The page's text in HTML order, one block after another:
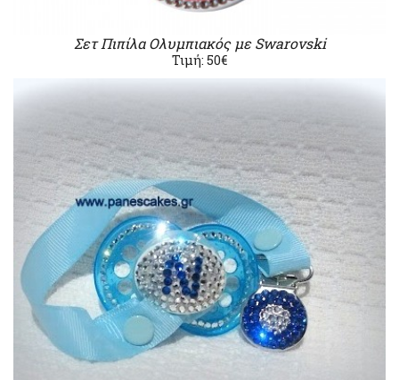
Σετ Πιπίλα Ολυμπιακός με Swarovski
Τιμή: 50€